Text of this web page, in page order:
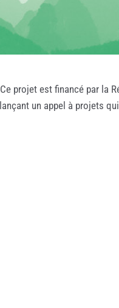
Ce projet est financé par la
lançant un appel à projets